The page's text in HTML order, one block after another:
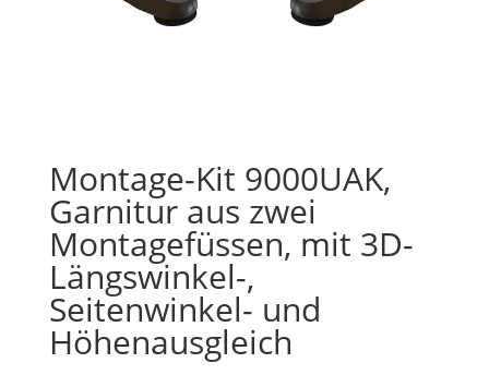
Montage-Kit 9000UAK,
Garnitur aus zwei
Montagefüssen, mit 3D-
Längswinkel-,
Seitenwinkel- und
Höhenausgleich